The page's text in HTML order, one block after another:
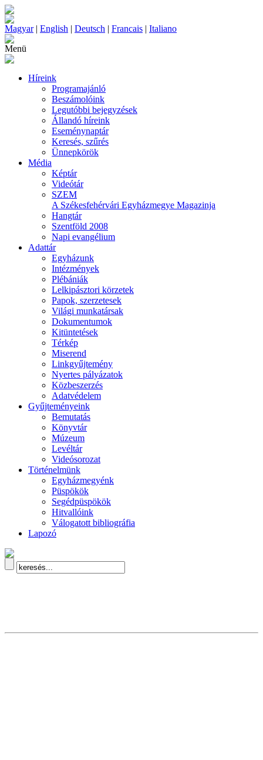
Magyar| English | Deutsch | Francais | Italiano
Menü
Híreink
Programajánló
Beszámolóink
Legutóbbi bejegyzések
Állandó híreink
Eseménynaptár
Keresés, szűrés
Ünnepkörök
Média
Képtár
Videótár
SZEM
A Székesfehérvári Egyházmegye Magazinja
Hangtár
Szentföld 2008
Napi evangélium
Adattár
Egyházunk
Intézmények
Plébániák
Lelkipásztori körzetek
Papok, szerzetesek
Világi munkatársak
Dokumentumok
Kitüntetések
Térkép
Miserend
Linkgyűjtemény
Nyertes pályázatok
Közbeszerzés
Adatvédelem
Gyűjteményeink
Bemutatás
Könyvtár
Múzeum
Levéltár
Videósorozat
Történelmünk
Egyházmegyénk
Püspökök
Segédpüspökök
Hitvallóink
Válogatott bibliográfia
Lapozó